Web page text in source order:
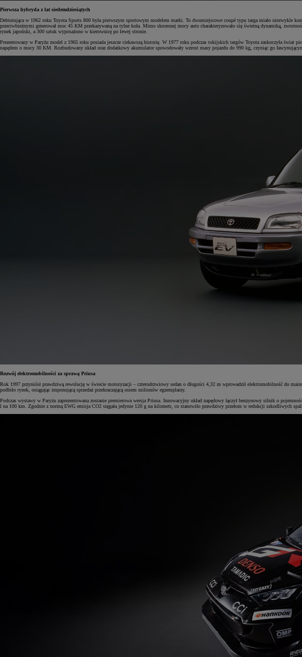
Pierwsza hybryda z lat siedemdziesiątych
Debiutująca w 1962 roku Toyota Sports 800 była pierwszym sportowym modelem marki. To dwumiejscowe coupé typu targa miało niezwykle
przeciwbieżnymi generował moc 45 KM przekazywaną na tylne koła. Mimo skromnej mocy auto charakteryzowało się świetną dynamiką,
rynek japoński, a 300 sztuk wyposażono w kierownicę po lewej stronie.
Prezentowany w Paryżu model z 1965 roku posiada jeszcze ciekawszą historię. W 1977 roku podczas tokijskich targów Toyota zaskoczyła
napędem o mocy 30 KM. Rozbudowany układ oraz dodatkowy akumulator spowodowały wzrost masy pojazdu do 990 kg, czyniąc go
Rozwój elektromobilności za sprawą Priusa
Rok 1997 przyniósł prawdziwą rewolucję w świecie motoryzacji – czterodrzwiowy sedan o długości 4,32 m wprowadził elektromobilność do
podbiło rynek, osiągając imponującą sprzedaż przekraczającą osiem milionów egzemplarzy.
Podczas wystawy w Paryżu zaprezentowana zostanie premierowa wersja Priusa. Innowacyjny układ napędowy łączył benzynowy silnik o
l na 100 km. Zgodnie z normą EWG emisja CO2 sięgała jedynie 120 g na kilometr, co stanowiło prawdziwy przełom w redukcji szkodliwych